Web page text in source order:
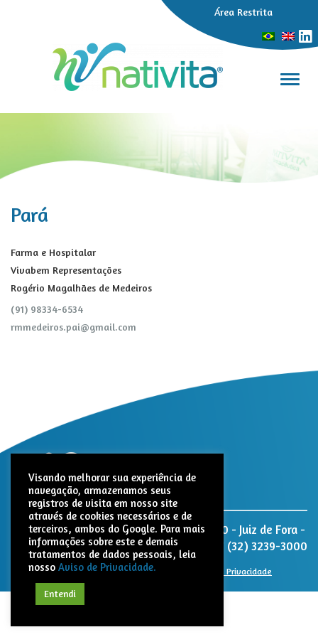
Área Restrita
Pará
Farma e Hospitalar
Vivabem Representações
Rogério Magalhães de Medeiros
(91) 98334-6534
rmmedeiros.pai@gmail.com
Nativita Farmacêutica. Rua Paracatu, 1320 - Juiz de Fora -
MG - CEP: 36047-040
(32) 3239-3000
© 2021 Nativita. Todos os direitos reservados | Aviso de Privacidade
Visando melhorar sua experiência de
navegação, armazenamos seus
registros de visita em nosso site
através de cookies necessários e de
terceiros, ambos do Google. Para mais
informações sobre este e demais
tratamentos de dados pessoais, leia
nosso Aviso de Privacidade.
Entendi